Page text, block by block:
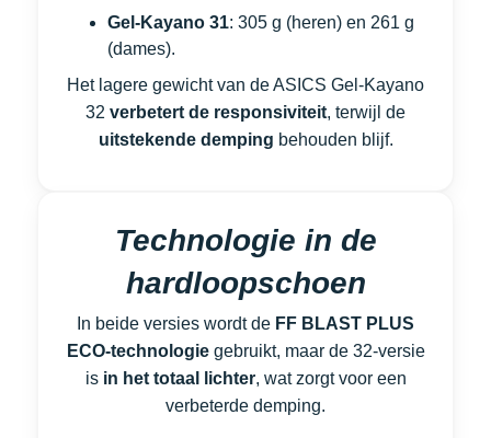
Gel-Kayano 31: 305 g (heren) en 261 g
(dames).
Het lagere gewicht van de ASICS Gel-Kayano
32 verbetert de responsiviteit, terwijl de
uitstekende demping behouden blijf.
Technologie in de
hardloopschoen
In beide versies wordt de FF BLAST PLUS
ECO-technologiegebruikt, maar de 32-versie
is in het totaal lichter, wat zorgt voor een
verbeterde demping.